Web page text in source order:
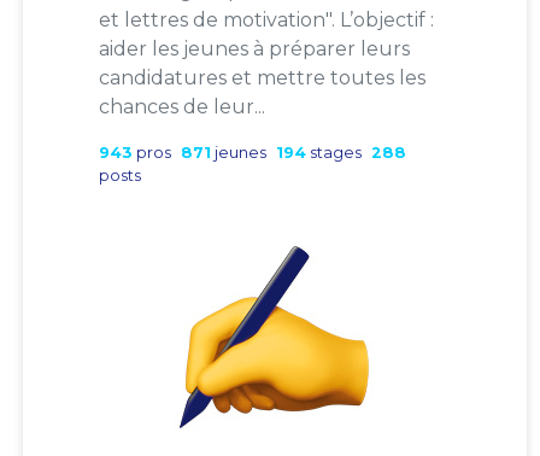
et lettres de motivation". L’objectif :
aider les jeunes à préparer leurs
candidatures et mettre toutes les
chances de leur...
943 pros 871 jeunes 194 stages 288
posts